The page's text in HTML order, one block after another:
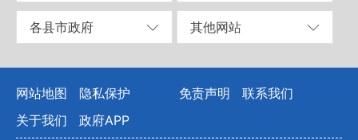
各县市政府 其他网站
网站地图 隐私保护 免责声明
联系我们
关于我们
政府APP